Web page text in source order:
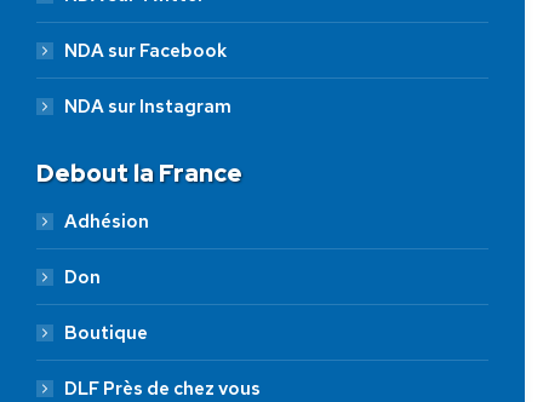
NDA sur Facebook
NDA sur Instagram
Debout la France
Adhésion
Don
Boutique
DLF Près de chez vous